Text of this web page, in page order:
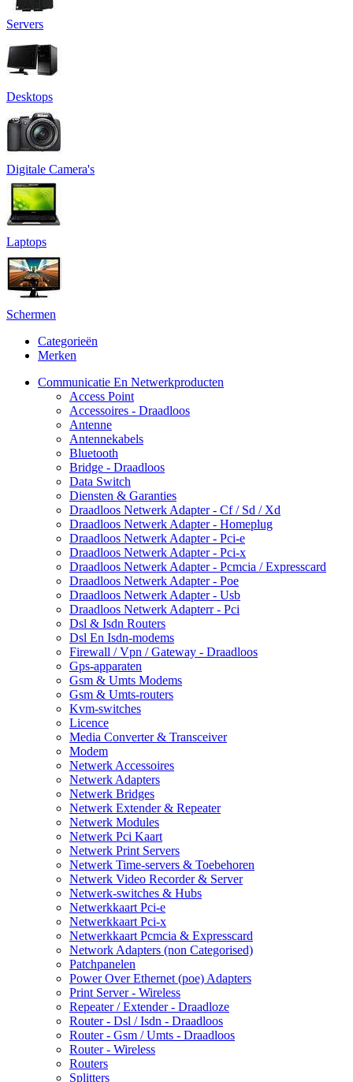
Servers
Desktops
Digitale Camera's
Laptops
Schermen
Categorieën
Merken
Communicatie En Netwerkproducten
Access Point
Accessoires - Draadloos
Antenne
Antennekabels
Bluetooth
Bridge - Draadloos
Data Switch
Diensten & Garanties
Draadloos Netwerk Adapter - Cf / Sd / Xd
Draadloos Netwerk Adapter - Homeplug
Draadloos Netwerk Adapter - Pci-e
Draadloos Netwerk Adapter - Pci-x
Draadloos Netwerk Adapter - Pcmcia / Expresscard
Draadloos Netwerk Adapter - Poe
Draadloos Netwerk Adapter - Usb
Draadloos Netwerk Adapterr - Pci
Dsl & Isdn Routers
Dsl En Isdn-modems
Firewall / Vpn / Gateway - Draadloos
Gps-apparaten
Gsm & Umts Modems
Gsm & Umts-routers
Kvm-switches
Licence
Media Converter & Transceiver
Modem
Netwerk Accessoires
Netwerk Adapters
Netwerk Bridges
Netwerk Extender & Repeater
Netwerk Modules
Netwerk Pci Kaart
Netwerk Print Servers
Netwerk Time-servers & Toebehoren
Netwerk Video Recorder & Server
Netwerk-switches & Hubs
Netwerkkaart Pci-e
Netwerkkaart Pci-x
Netwerkkaart Pcmcia & Expresscard
Network Adapters (non Categorised)
Patchpanelen
Power Over Ethernet (poe) Adapters
Print Server - Wireless
Repeater / Extender - Draadloze
Router - Dsl / Isdn - Draadloos
Router - Gsm / Umts - Draadloos
Router - Wireless
Routers
Splitters